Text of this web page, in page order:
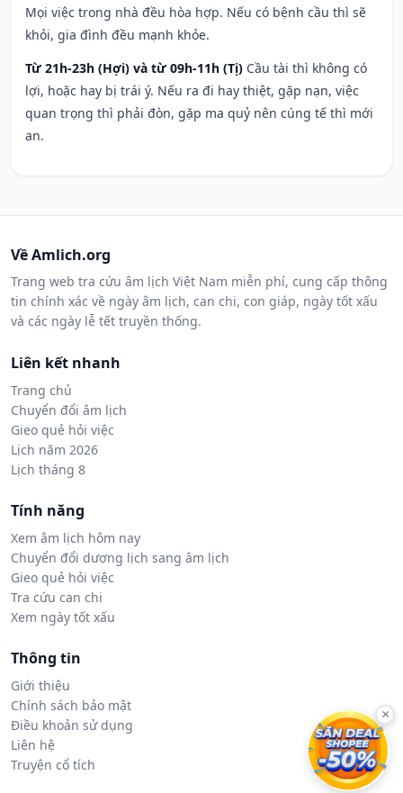
Mọi việc trong nhà đều hòa hợp. Nếu có bệnh cầu thì sẽ
khỏi, gia đình đều mạnh khỏe.
Từ 21h-23h (Hợi) và từ 09h-11h (Tị) Cầu tài thì không có
lợi, hoặc hay bị trái ý. Nếu ra đi hay thiệt, gặp nạn, việc
quan trọng thì phải đòn, gặp ma quỷ nên cúng tế thì mới
an.
Về Amlich.org
Trang web tra cứu âm lịch Việt Nam miễn phí, cung cấp thông
tin chính xác về ngày âm lịch, can chi, con giáp, ngày tốt xấu
và các ngày lễ tết truyền thống.
Liên kết nhanh
Trang chủ
Chuyển đổi âm lịch
Gieo quẻ hỏi việc
Lịch năm 2026
Lịch tháng 8
Tính năng
Xem âm lịch hôm nay
Chuyển đổi dương lịch sang âm lịch
Gieo quẻ hỏi việc
Tra cứu can chi
Xem ngày tốt xấu
Thông tin
Giới thiệu
Chính sách bảo mật
Điều khoản sử dụng
Liên hệ
Truyện cổ tích
×